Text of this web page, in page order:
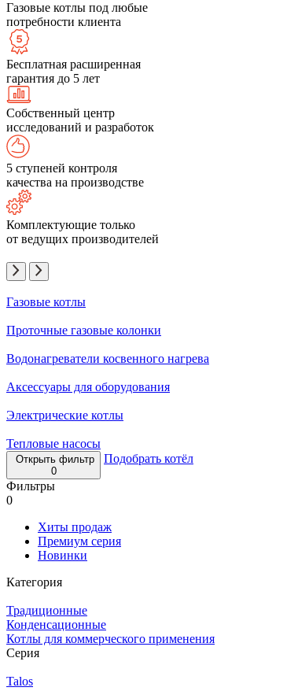
Газовые котлы под любые
потребности клиента
Бесплатная расширенная
гарантия до 5 лет
Собственный центр
исследований и разработок
5 ступеней контроля
качества на производстве
Комплектующие только
от ведущих производителей
Газовые котлы
Проточные газовые колонки
Водонагреватели косвенного нагрева
Аксессуары для оборудования
Электрические котлы
Тепловые насосы
Открыть фильтр
0
Подобрать котёл
Фильтры
0
Хиты продаж
Премиум серия
Новинки
Категория
Традиционные
Конденсационные
Котлы для коммерческого применения
Серия
Talos